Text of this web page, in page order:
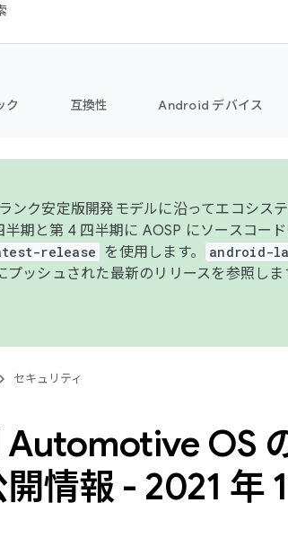
ク 互換性 Android デバイス
ンク安定版開発モデルに沿ってエコシス
期と第 4 四半期に AOSP にソースコー
release を使用します。 android-
プッシュされた最新のリリースを参照しま
セキュリティ
OS
情報 - 2021 年